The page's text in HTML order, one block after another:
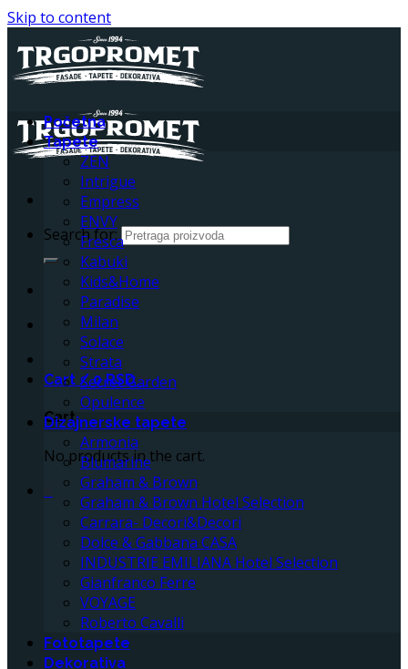
Skip to content
Search for:
Cart /0RSD 0
Cart
No products in the cart.
Početna
Tapete
ZEN
Intrigue
Empress
ENVY
Fresca
Kabuki
Kids&Home
Paradise
Milan
Solace
Strata
Secret Garden
Opulence
Dizajnerske tapete
Armonia
Blumarine
Graham & Brown
Graham & Brown Hotel Selection
Carrara- Decori&Decori
Dolce & Gabbana CASA
INDUSTRIE EMILIANA Hotel Selection
Gianfranco Ferre
VOYAGE
Roberto Cavalli
Fototapete
Dekorativa